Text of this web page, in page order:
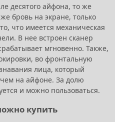
десятого айфона, то же
бровь на экране, только
что имеется механическая
В нее встроен сканер
мгновенно. Также,
во фронтальную
лица, который
на айфоне. За долю
и можно пользоваться.
купить